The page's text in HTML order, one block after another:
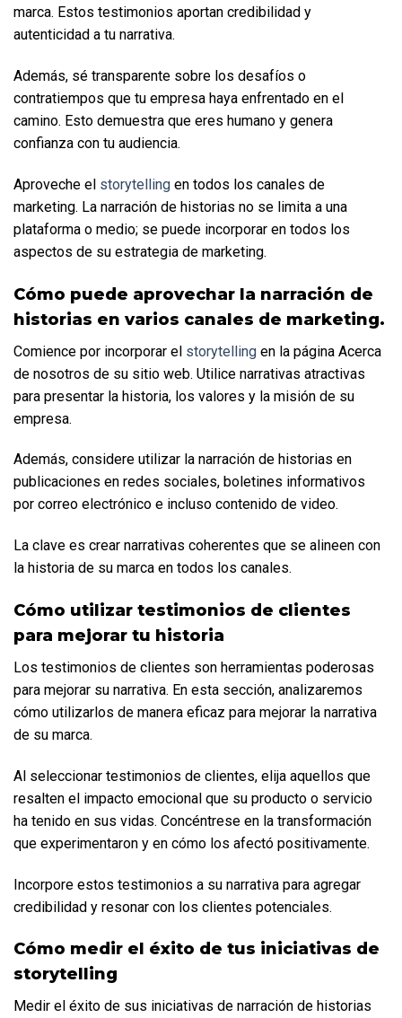
marca. Estos testimonios aportan credibilidad y
autenticidad a tu narrativa.
Además, sé transparente sobre los desafíos o
contratiempos que tu empresa haya enfrentado en el
camino. Esto demuestra que eres humano y genera
confianza con tu audiencia.
Aproveche el storytelling en todos los canales de
marketing. La narración de historias no se limita a una
plataforma o medio; se puede incorporar en todos los
aspectos de su estrategia de marketing.
Cómo puede aprovechar la narración de
historias en varios canales de marketing.
Comience por incorporar el storytelling en la página Acerca
de nosotros de su sitio web. Utilice narrativas atractivas
para presentar la historia, los valores y la misión de su
empresa.
Además, considere utilizar la narración de historias en
publicaciones en redes sociales, boletines informativos
por correo electrónico e incluso contenido de video.
La clave es crear narrativas coherentes que se alineen con
la historia de su marca en todos los canales.
Cómo utilizar testimonios de clientes
para mejorar tu historia
Los testimonios de clientes son herramientas poderosas
para mejorar su narrativa. En esta sección, analizaremos
cómo utilizarlos de manera eficaz para mejorar la narrativa
de su marca.
Al seleccionar testimonios de clientes, elija aquellos que
resalten el impacto emocional que su producto o servicio
ha tenido en sus vidas. Concéntrese en la transformación
que experimentaron y en cómo los afectó positivamente.
Incorpore estos testimonios a su narrativa para agregar
credibilidad y resonar con los clientes potenciales.
Cómo medir el éxito de tus iniciativas de
storytelling
Medir el éxito de sus iniciativas de narración de historias